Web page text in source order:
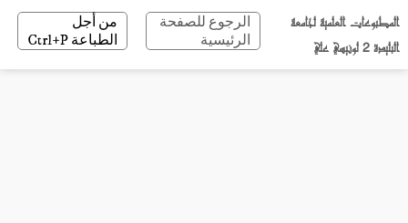
المطبوعات العلمية لجامعة
البليدة 2 لونيسي علي
الرجوع للصفحة
الرئيسية
من أجل
الطباعة Ctrl+P